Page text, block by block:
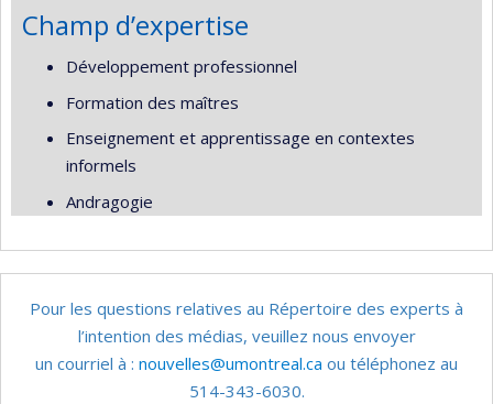
Champ d’expertise
Développement professionnel
Formation des maîtres
Enseignement et apprentissage en contextes
informels
Andragogie
Pour les questions relatives au Répertoire des experts à
l’intention des médias, veuillez nous envoyer
un courriel à : nouvelles@umontreal.ca ou téléphonez au
514-343-6030.